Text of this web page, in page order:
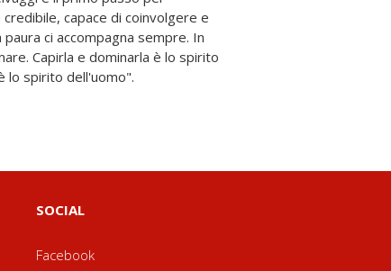
lo spirito dell'uomo".
SOCIAL
Facebook